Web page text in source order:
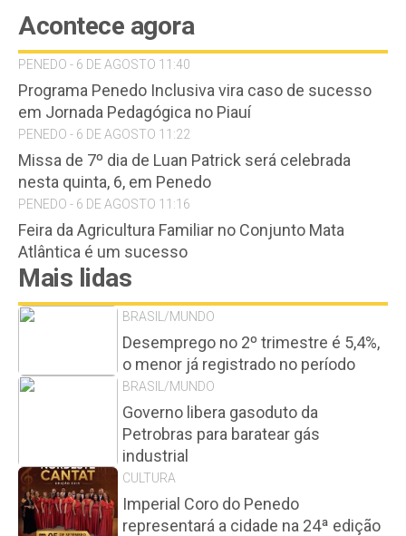
Acontece agora
PENEDO - 6 DE AGOSTO 11:40
Programa Penedo Inclusiva vira caso de sucesso
em Jornada Pedagógica no Piauí
PENEDO - 6 DE AGOSTO 11:22
Missa de 7º dia de Luan Patrick será celebrada
nesta quinta, 6, em Penedo
PENEDO - 6 DE AGOSTO 11:16
Feira da Agricultura Familiar no Conjunto Mata
Atlântica é um sucesso
Mais lidas
BRASIL/MUNDO
Desemprego no 2º trimestre é 5,4%,
o menor já registrado no período
BRASIL/MUNDO
Governo libera gasoduto da
Petrobras para baratear gás
industrial
CULTURA
Imperial Coro do Penedo
representará a cidade na 24ª edição